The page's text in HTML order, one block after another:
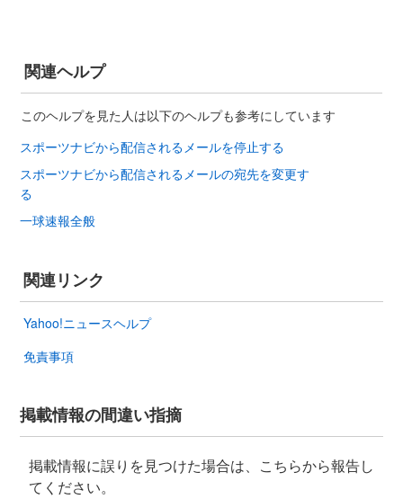
関連ヘルプ
このヘルプを見た人は以下のヘルプも参考にしています
スポーツナビから配信されるメールを停止する
スポーツナビから配信されるメールの宛先を変更す
る
一球速報全般
関連リンク
Yahoo!ニュースヘルプ
免責事項
掲載情報の間違い指摘
掲載情報に誤りを見つけた場合は、こちらから報告し
てください。